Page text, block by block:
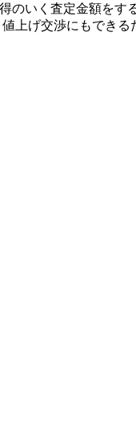
のいく査定金額を
上げ交渉にもでき